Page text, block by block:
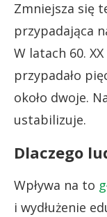
Zmniejsza się
przypadająca
W latach 60.
przypadało
około dwoje.
ustabilizuje.
Dlaczego
Wpływa na to
i wydłużenie